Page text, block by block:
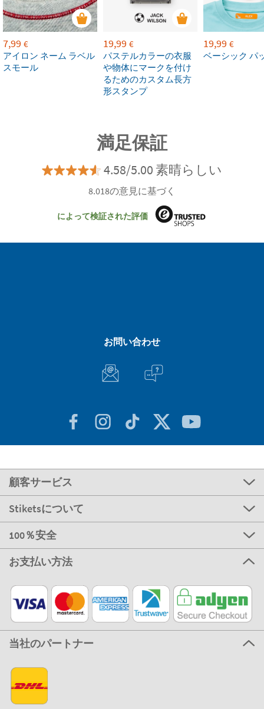
7,99 €
アイロン ネーム ラベル
スモール
19,99 €
パステルカラーの衣服
や物体にマークを付け
るためのカスタム長方
形スタンプ
19,99 €
ベーシック パ
満足保証
4.58/5.00 素晴らしい
8.018の意見に基づく
によって検証された評価
お問い合わせ
顧客サービス
Stiketsについて
100％安全
お支払い方法
当社のパートナー